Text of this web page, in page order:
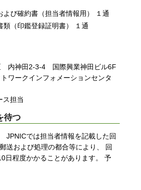
よび確約書（担当者情報用） １通
類（印鑑登録証明書） １通
内神田2-3-4 国際興業神田ビル6F
ワークインフォメーションセンタ
ス担当
待つ
JPNICでは担当者情報を記載した回
送および処理の都合等により、 回
日程度かかることがあります。 予